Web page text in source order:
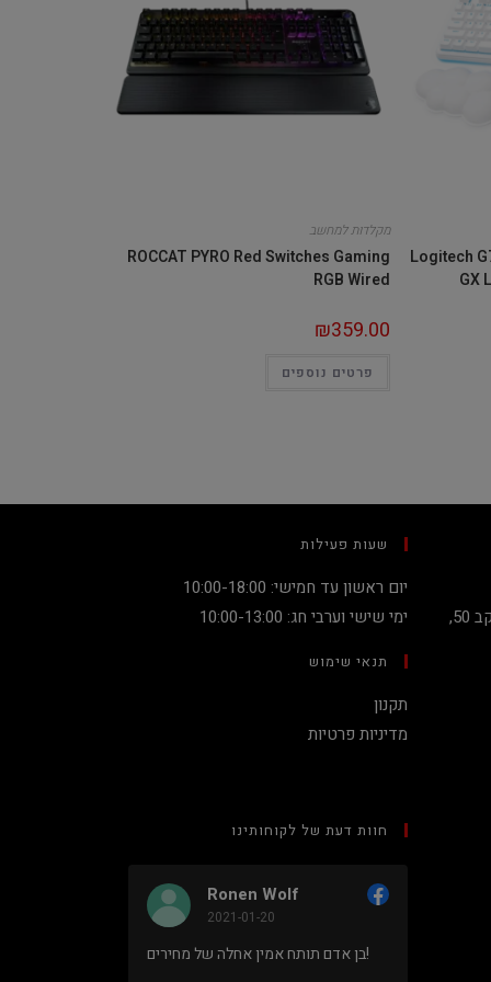
Logitech
GX
מקלדות למחשב
ROCCAT PYRO Red Switches Gaming
RGB Wired
₪359.00
פרטים נוספים
קניון מגדלי העיר קומה 2, שדרות יעקב 50,
שעות פעילות
יום ראשון עד חמישי: 10:00-18:00
ימי שישי וערבי חג: 10:00-13:00
תנאי שימוש
תקנון
מדיניות פרטיות
חוות דעת של לקוחותינו
Ronen Wolf
2021-01-20
בן אדם תותח אמין אחלה של מחירים!